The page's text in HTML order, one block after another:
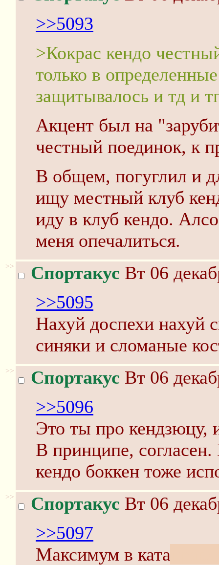
>>5093
>Кокрас кендо
только в
защитывалось и тд и
Акцент был на
честный поединок, к
В общем, погуглил и
ищу местный клуб
иду в клуб кендо.
меня опечалиться.
>> Спортакус Вт 06
>>5095
Нахуй доспехи нахуй
синяки и сломаные
>> Спортакус Вт 06
>>5096
Это ты про кендзюцу,
В принципе,
кендо боккен тоже
>> Спортакус Вт 06
>>5097
Максимум в ката